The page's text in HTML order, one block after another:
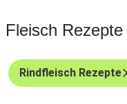
Fleisch
Rindfleisch Rezepte